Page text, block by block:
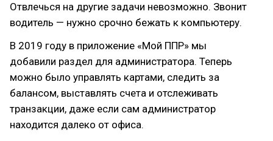
Отвлечься на другие задачи невозможно. Звонит
водитель — нужно срочно бежать к компьютеру.
В 2019 году в приложение «Мой ППР» мы
добавили раздел для администратора. Теперь
можно было управлять картами, следить за
балансом, выставлять счета и отслеживать
транзакции, даже если сам администратор
находится далеко от офиса.